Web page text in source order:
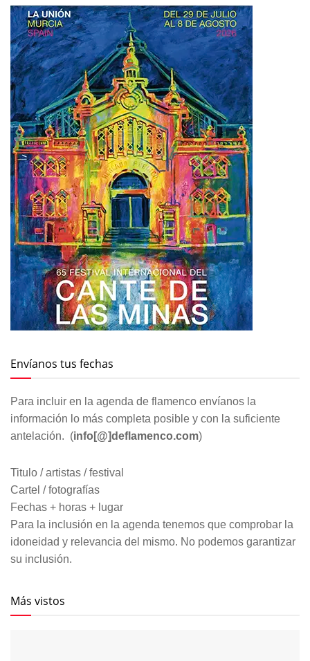
Envíanos tus fechas
Para incluir en la agenda de flamenco envíanos la
información lo más completa posible y con la suficiente
antelación. (info[@]deflamenco.com)
Titulo / artistas / festival
Cartel / fotografías
Fechas + horas + lugar
Para la inclusión en la agenda tenemos que comprobar la
idoneidad y relevancia del mismo. No podemos garantizar
su inclusión.
Más vistos